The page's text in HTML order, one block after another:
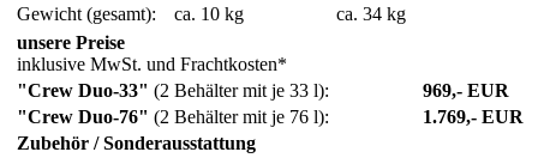
Gewicht (gesamt):
ca. 10 kg
ca. 34 kg
unsere Preise
inklusive MwSt. und Frachtkosten*
"Crew Duo-33" (2 Behälter mit je 33 l):
969,- EUR
"Crew Duo-76" (2 Behälter mit je 76 l):
1.769,- EUR
Zubehör / Sonderausstattung